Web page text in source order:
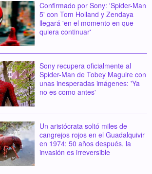
Confirmado por Sony: 'Spider-Man
5' con Tom Holland y Zendaya
llegará 'en el momento en que
quiera continuar'
Sony recupera oficialmente al
Spider-Man de Tobey Maguire con
unas inesperadas imágenes: 'Ya
no es como antes'
Un aristócrata soltó miles de
cangrejos rojos en el Guadalquivir
en 1974: 50 años después, la
invasión es irreversible